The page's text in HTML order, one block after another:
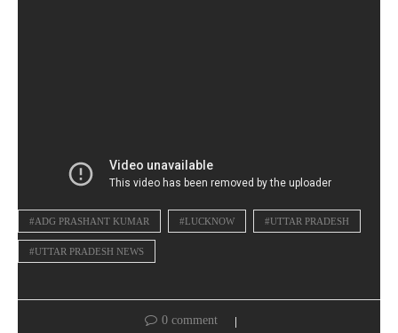
#ADG PRASHANT KUMAR #LUCKNOW #UTTAR PRADESH
#UTTAR PRADESH NEWS
0 comment